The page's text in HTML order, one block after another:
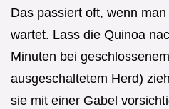
Das passiert oft, wenn
wartet. Lass die Quinoa
Minuten bei
ausgeschaltetem Herd)
sie mit einer Gabel